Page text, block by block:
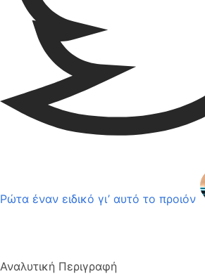
Ρώτα έναν ειδικό γι’ αυτό το προιόν
Αναλυτική Περιγραφή